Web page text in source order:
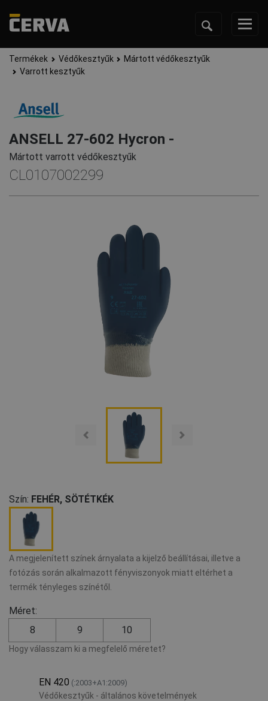
Termékek Védőkesztyűk
Mártott védőkesztyűk
Varrott kesztyűk
ANSELL 27-602 Hycron -
Mártott varrott védőkesztyűk
CL0107002299
Szín: FEHÉR, SÖTÉTKÉK
A megjelenített színek árnyalata a kijelző beállításai, illetve a
fotózás során alkalmazott fényviszonyok miatt eltérhet a
termék tényleges színétől.
Méret:
8
9 10
Hogy válasszam ki a megfelelő méretet?
EN 420 (:2003+A1:2009)
Védőkesztyűk - általános követelmények